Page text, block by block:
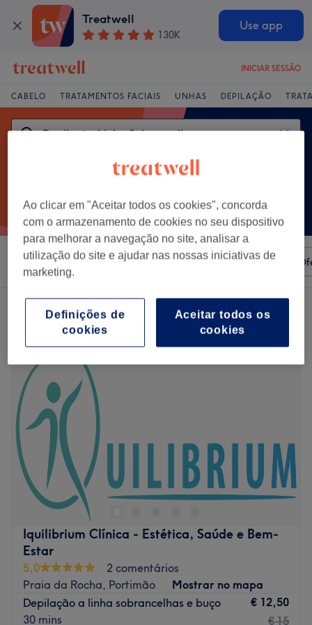
Treatwell
130K
Use app
INICIAR SESSÃO
CABELO TRATAMENTOS FACIAIS UNHAS DEPILAÇÃO
Ordenar por Qualquer preço Marcas Salões
depilação linha sobrancelha em Portimão, Distrito de Faro
Iquilibrium Clínica - Estética, Saúde e Bem-
Estar
5,0
2 comentários
Praia da Rocha, Portimão
Mostrar no mapa
Depilação a linha sobrancelhas e buço
30 mins
€ 12,50
€ 15
Ao clicar em "Aceitar todos os cookies", concorda
com o armazenamento de cookies no seu dispositivo
para melhorar a navegação no site, analisar a
utilização do site e ajudar nas nossas iniciativas de
marketing.
Aceitar todos os
cookies
Definições de
cookies